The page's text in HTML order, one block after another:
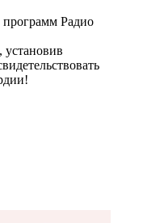
Радио
установив